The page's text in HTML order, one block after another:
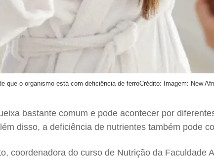
que o organismo está com deficiência de ferroCrédito: Imagem: New
bastante comum e pode acontecer por
disso, a deficiência de nutrientes também pode
coordenadora do curso de Nutrição da